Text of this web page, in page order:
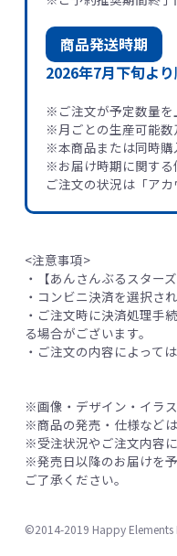
商品発送時期
2026年7月下旬よ
※ご注文が予定数量を
※月ごとの生産可能数
※本商品または同時購
※お届け時期に関する
ご注文の状況は「ア
<注意事項>
・【あんさんぶるスター
・コンビニ決済を選択さ
・ご注文時に決済処理手
る場合がございます。
・ご注文の内容によって
※画像・デザイン・イラ
※商品の発売・仕様など
※受注状況やご注文内容
※発売日以降のお届けを
ご了承ください。
©2014-2019 Happy Elements